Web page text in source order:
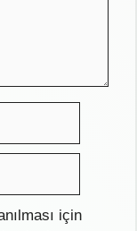
için